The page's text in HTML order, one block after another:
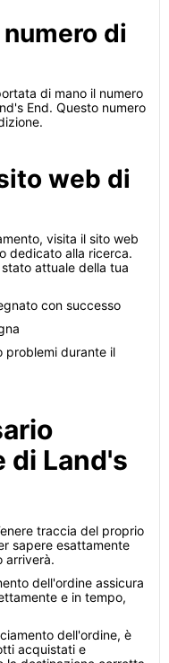
di
di mano il numero
End. Questo numero
web di
visita il sito web
dedicato alla ricerca.
attuale della tua
con successo
problemi durante il
di Land's
traccia del proprio
sapere esattamente
arriverà.
dell'ordine assicura
e in tempo,
dell'ordine, è
acquistati e